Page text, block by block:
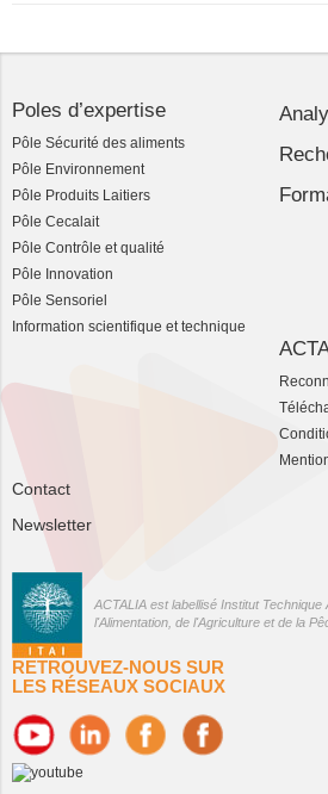
Poles d’expertise
Pôle Sécurité des aliments
Pôle Environnement
Pôle Produits Laitiers
Pôle Cecalait
Pôle Contrôle et qualité
Pôle Innovation
Pôle Sensoriel
Information scientifique et technique
Contact
Newsletter
ACTALIA est labellisé Institut
l'Alimentation, de l'Agriculture et de la
RETROUVEZ-NOUS SUR
LES RÉSEAUX SOCIAUX